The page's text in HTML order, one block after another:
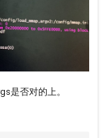
是否对的上。